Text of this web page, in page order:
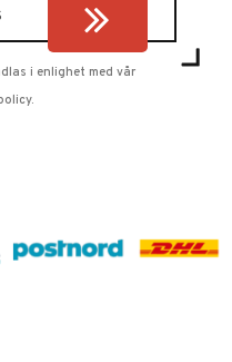
i enlighet med vår
.